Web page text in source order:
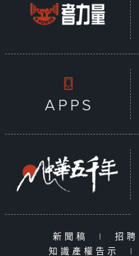
新聞稿 | 招聘
知識產權告示
|